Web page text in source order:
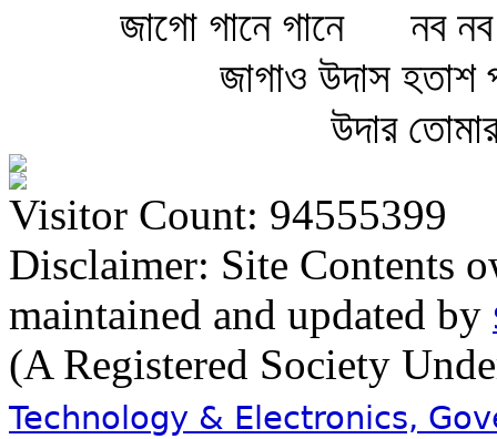
জাগো গানে গানে
নব
জাগাও উদাস হতাশ
উদার
Visitor Count: 94555399
Disclaimer: Site Contents
maintained and updated by
(A Registered Society
Technology & Electronics,